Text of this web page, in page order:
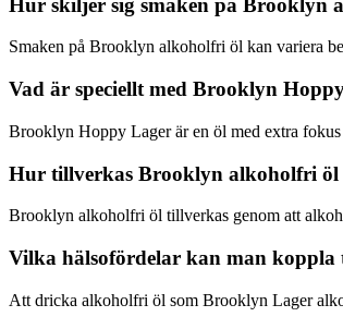
Hur skiljer sig smaken på Brooklyn
Smaken på Brooklyn alkoholfri öl kan variera
Vad är speciellt med Brooklyn
Brooklyn Hoppy Lager är en öl med extra
Hur tillverkas Brooklyn alkoholfri öl
Brooklyn alkoholfri öl tillverkas genom att
Vilka hälsofördelar kan man
Att dricka alkoholfri öl som Brooklyn Lager